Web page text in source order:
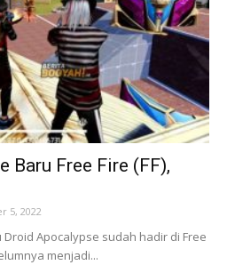
Baru Free Fire (FF),
5, 2022
Apocalypse sudah hadir di Free
menjadi...